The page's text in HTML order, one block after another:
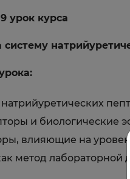
урок курса
систему
и биологические
влияющие на
метод лабораторной